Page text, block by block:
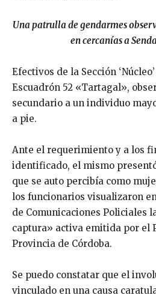
Una patrulla de gendarmes
en cercanías a
Efectivos de la Sección
Escuadrón 52 «Tartagal»,
secundario a un individuo
a pie.
Ante el requerimiento y a los
identificado, el mismo
que se auto percibía como
los funcionarios visualizaron
de Comunicaciones Policiales
captura» activa emitida por el
Provincia de Córdoba.
Se puedo constatar que el
vinculado en una causa